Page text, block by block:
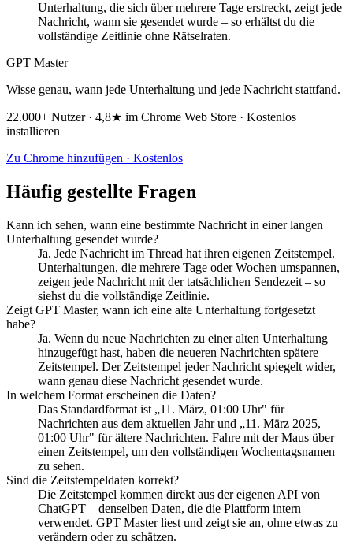
Unterhaltung, die sich über mehrere Tage erstreckt, zeigt jede
Nachricht, wann sie gesendet wurde – so erhältst du die
vollständige Zeitlinie ohne Rätselraten.
GPT Master
Wisse genau, wann jede Unterhaltung und jede Nachricht stattfand.
22.000+ Nutzer · 4,8★ im Chrome Web Store · Kostenlos
installieren
Zu Chrome hinzufügen · Kostenlos
Häufig gestellte Fragen
Kann ich sehen, wann eine bestimmte Nachricht in einer langen
Unterhaltung gesendet wurde?
Ja. Jede Nachricht im Thread hat ihren eigenen Zeitstempel.
Unterhaltungen, die mehrere Tage oder Wochen umspannen,
zeigen jede Nachricht mit der tatsächlichen Sendezeit – so
siehst du die vollständige Zeitlinie.
Zeigt GPT Master, wann ich eine alte Unterhaltung fortgesetzt
habe?
Ja. Wenn du neue Nachrichten zu einer alten Unterhaltung
hinzugefügt hast, haben die neueren Nachrichten spätere
Zeitstempel. Der Zeitstempel jeder Nachricht spiegelt wider,
wann genau diese Nachricht gesendet wurde.
In welchem Format erscheinen die Daten?
Das Standardformat ist „11. März, 01:00 Uhr" für
Nachrichten aus dem aktuellen Jahr und „11. März 2025,
01:00 Uhr" für ältere Nachrichten. Fahre mit der Maus über
einen Zeitstempel, um den vollständigen Wochentagsnamen
zu sehen.
Sind die Zeitstempeldaten korrekt?
Die Zeitstempel kommen direkt aus der eigenen API von
ChatGPT – denselben Daten, die die Plattform intern
verwendet. GPT Master liest und zeigt sie an, ohne etwas zu
verändern oder zu schätzen.